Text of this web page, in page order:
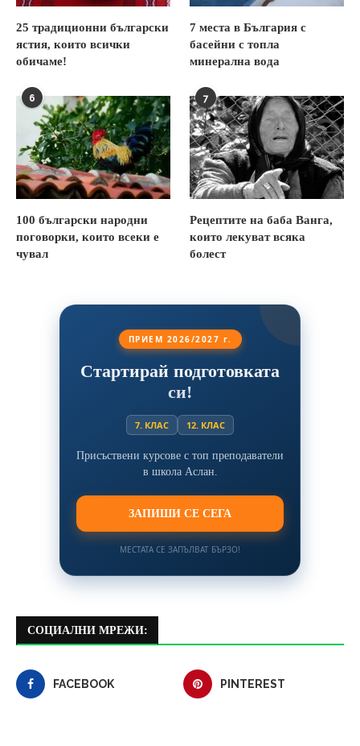
25 традиционни български
ястия, които всички
обичаме!
7 места в България с
басейни с топла
минерална вода
6
100 български народни
поговорки, които всеки е
чувал
7
Рецептите на баба Ванга,
които лекуват всяка
болест
ПРИЕМ 2026/2027 г.
Стартирай подготовката
си!
7. КЛАС 12. КЛАС
Присъствени курсове с топ преподаватели
в школа Аслан.
ЗАПИШИ СЕ СЕГА
МЕСТАТА СЕ ЗАПЪЛВАТ БЪРЗО!
СОЦИАЛНИ МРЕЖИ:
FACEBOOK PINTEREST